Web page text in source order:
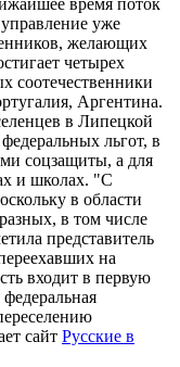
время поток
управление уже
желающих
четырех
соотечественники
Аргентина.
в Липецкой
льгот, в
соцзащиты, а для
и школах. "С
в области
в том числе
представитель
на
входит в первую
сайт Русские в